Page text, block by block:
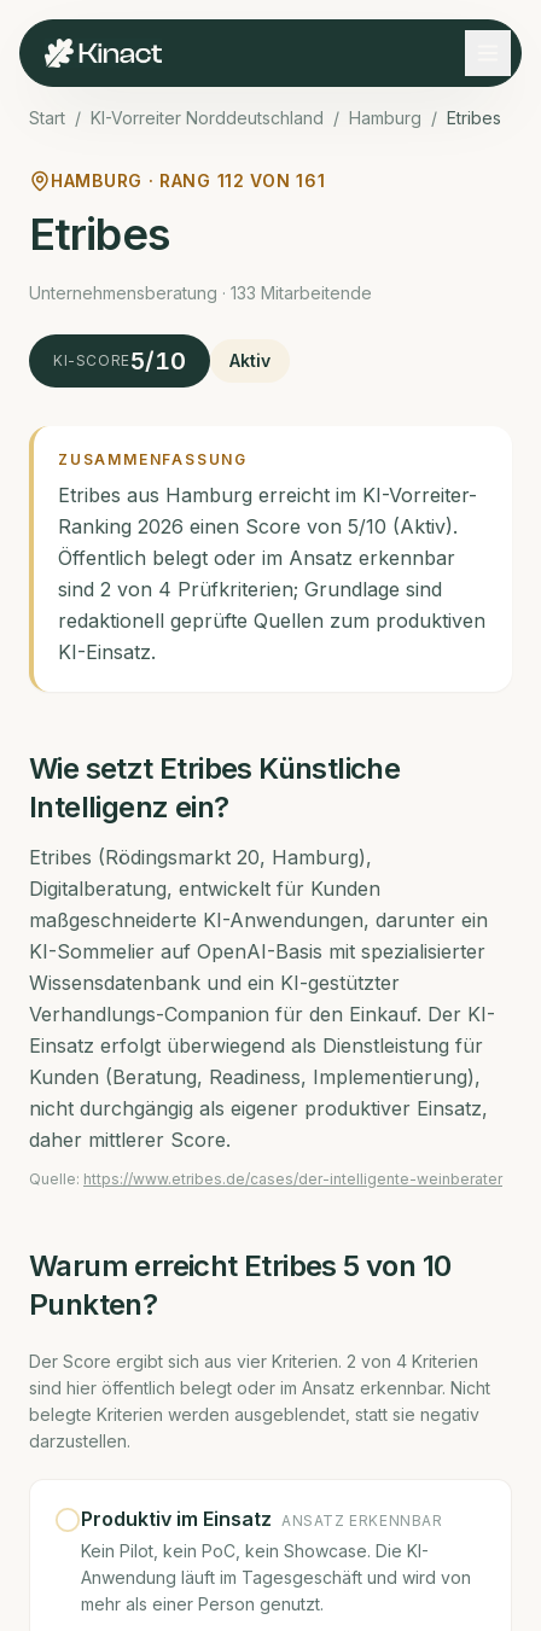
Start / KI-Vorreiter Norddeutschland / Hamburg / Etribes
HAMBURG · RANG 112 VON161
Etribes
Unternehmens­beratung · 133 Mitarbeitende
KI-SCORE5/10 Aktiv
ZUSAMMENFASSUNG
Etribes aus Hamburg erreicht im KI-Vorreiter-
Ranking 2026 einen Score von 5/10 (Aktiv).
Öffentlich belegt oder im Ansatz erkennbar
sind 2 von 4 Prüfkriterien; Grundlage sind
redaktionell geprüfte Quellen zum produktiven
KI-Einsatz.
Wie setzt Etribes Künstliche
Intelligenz ein?
Etribes (Rödingsmarkt 20, Hamburg),
Digitalberatung, entwickelt für Kunden
maßgeschneiderte KI-Anwendungen, darunter ein
KI-Sommelier auf OpenAI-Basis mit spezialisierter
Wissensdatenbank und ein KI-gestützter
Verhandlungs-Companion für den Einkauf. Der KI-
Einsatz erfolgt überwiegend als Dienstleistung für
Kunden (Beratung, Readiness, Implementierung),
nicht durchgängig als eigener produktiver Einsatz,
daher mittlerer Score.
Quelle: https://www.etribes.de/cases/der-intelligente-weinberater
Warum erreicht Etribes 5 von 10
Punkten?
Der Score ergibt sich aus vier Kriterien. 2 von 4 Kriterien
sind hier öffentlich belegt oder im Ansatz erkennbar. Nicht
belegte Kriterien werden ausgeblendet, statt sie negativ
darzustellen.
Produktiv im Einsatz ANSATZ ERKENNBAR
Kein Pilot, kein PoC, kein Showcase. Die KI-
Anwendung läuft im Tagesgeschäft und wird von
mehr als einer Person genutzt.